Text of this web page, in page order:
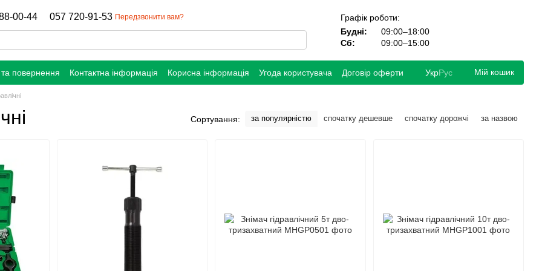
00-44 057 720-91-53 Передзвонити вам?
Графік роботи:
Будні:
09:00–18:00
Сб:
09:00–15:00
повернення Контактна інформація Корисна інформація Угода користувача Договір оферти УкрРус Мій кошик
Сортування: за популярністю спочатку дешевше спочатку дорожчі за назвою